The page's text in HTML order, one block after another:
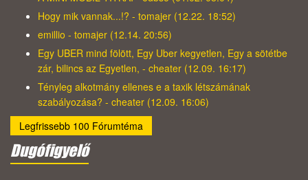
Hogy mik vannak...!? - tomajer (12.22. 18:52)
emillio - tomajer (12.14. 20:56)
Egy UBER mind fölött, Egy Uber kegyetlen, Egy a sötétbe
zár, bilincs az Egyetlen, - cheater (12.09. 16:17)
Tényleg alkotmány ellenes e a taxik létszámának
szabályozása? - cheater (12.09. 16:06)
Legfrissebb 100 Fórumtéma
Dugófigyelő